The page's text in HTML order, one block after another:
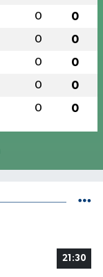
0 0
0 0
0 0
0 0
0 0
21:30